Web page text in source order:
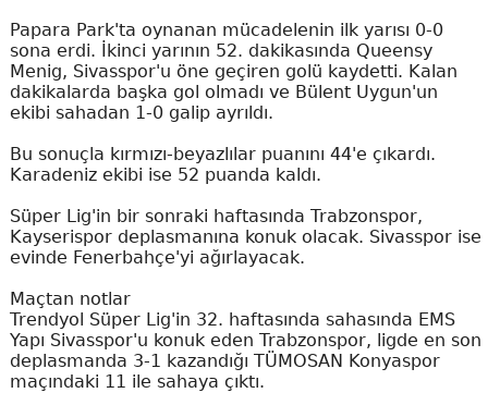
Papara Park'ta oynanan mücadelenin ilk yarısı 0-0
sona erdi. İkinci yarının 52. dakikasında Queensy
Menig, Sivasspor'u öne geçiren golü kaydetti. Kalan
dakikalarda başka gol olmadı ve Bülent Uygun'un
ekibi sahadan 1-0 galip ayrıldı.
Bu sonuçla kırmızı-beyazlılar puanını 44'e çıkardı.
Karadeniz ekibi ise 52 puanda kaldı.
Süper Lig'in bir sonraki haftasında Trabzonspor,
Kayserispor deplasmanına konuk olacak. Sivasspor ise
evinde Fenerbahçe'yi ağırlayacak.
Maçtan notlar
Trendyol Süper Lig'in 32. haftasında sahasında EMS
Yapı Sivasspor'u konuk eden Trabzonspor, ligde en son
deplasmanda 3-1 kazandığı TÜMOSAN Konyaspor
maçındaki 11 ile sahaya çıktı.